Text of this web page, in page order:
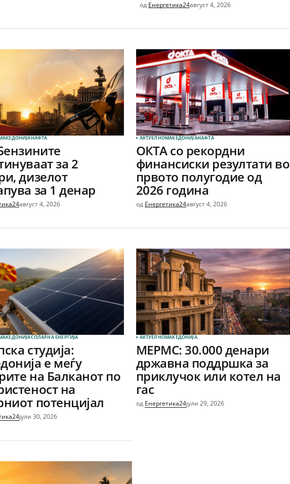
од Енергетика24август 4, 2026
НАФТА
за 2
дизелот
за 1 денар
август 4, 2026
АКТУЕЛНОМАКЕДОНИЈАНАФТА
ОКТА со рекордни
финансиски резултати во
првото полугодие од
2026 година
од Енергетика24август 4, 2026
СОЛАРНА EНЕРГИЈА
студија:
е меѓу
на Балканот по
на
потенцијал
јули 30, 2026
АКТУЕЛНОМАКЕДОНИЈА
МЕРМС: 30.000 денари
државна поддршка за
приклучок или котел на
гас
од Енергетика24јули 29, 2026